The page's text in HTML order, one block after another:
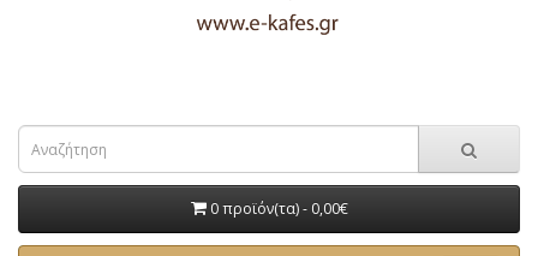
0 προϊόν(τα) - 0,00€